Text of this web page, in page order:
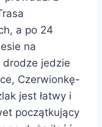
a po 24
na
drodze jedzie
Czerwionkę-
jest łatwy i
początkujący